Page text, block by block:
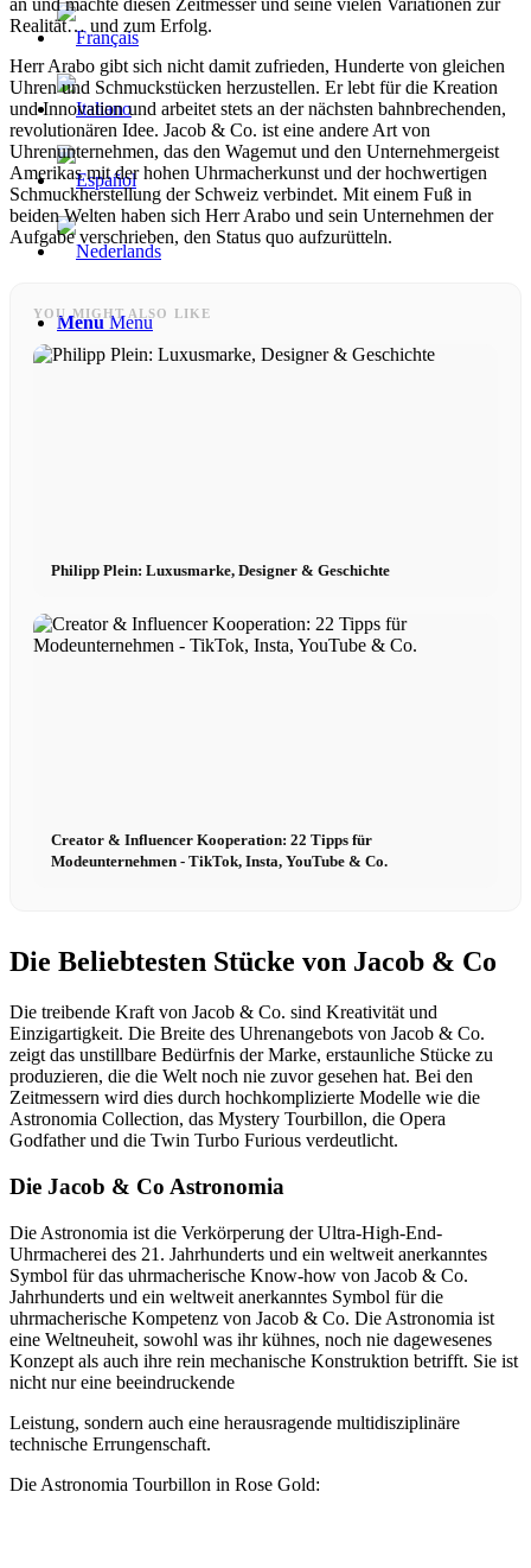
Menu Menu
an und machte diesen Zeitmesser und seine vielen Variationen zur
Realität… und zum Erfolg.
Herr Arabo gibt sich nicht damit zufrieden, Hunderte von gleichen
Uhren und Schmuckstücken herzustellen. Er lebt für die Kreation
und Innovation und arbeitet stets an der nächsten bahnbrechenden,
revolutionären Idee. Jacob & Co. ist eine andere Art von
Uhrenunternehmen, das den Wagemut und den Unternehmergeist
Amerikas mit der hohen Uhrmacherkunst und der hochwertigen
Schmuckherstellung der Schweiz verbindet. Mit einem Fuß in
beiden Welten haben sich Herr Arabo und sein Unternehmen der
Aufgabe verschrieben, den Status quo aufzurütteln.
YOU MIGHT ALSO LIKE
Philipp Plein: Luxusmarke, Designer & Geschichte
Creator & Influencer Kooperation: 22 Tipps für
Modeunternehmen - TikTok, Insta, YouTube & Co.
Die Beliebtesten Stücke von Jacob & Co
Die treibende Kraft von Jacob & Co. sind Kreativität und
Einzigartigkeit. Die Breite des Uhrenangebots von Jacob & Co.
zeigt das unstillbare Bedürfnis der Marke, erstaunliche Stücke zu
produzieren, die die Welt noch nie zuvor gesehen hat. Bei den
Zeitmessern wird dies durch hochkomplizierte Modelle wie die
Astronomia Collection, das Mystery Tourbillon, die Opera
Godfather und die Twin Turbo Furious verdeutlicht.
Die Jacob & Co Astronomia
Die Astronomia ist die Verkörperung der Ultra-High-End-
Uhrmacherei des 21. Jahrhunderts und ein weltweit anerkanntes
Symbol für das uhrmacherische Know-how von Jacob & Co.
Jahrhunderts und ein weltweit anerkanntes Symbol für die
uhrmacherische Kompetenz von Jacob & Co. Die Astronomia ist
eine Weltneuheit, sowohl was ihr kühnes, noch nie dagewesenes
Konzept als auch ihre rein mechanische Konstruktion betrifft. Sie ist
nicht nur eine beeindruckende
Leistung, sondern auch eine herausragende multidisziplinäre
technische Errungenschaft.
Die Astronomia Tourbillon in Rose Gold: